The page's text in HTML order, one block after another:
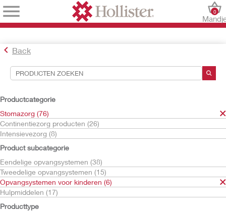
0
Back
Productcategorie
Stomazorg (76)
Continentiezorg producten (26)
Intensievezorg (8)
Product subcategorie
Eendelige opvangsystemen (38)
Tweedelige opvangsystemen (15)
Opvangsystemen voor kinderen (6)
Hulpmiddelen (17)
Producttype
Hulpmiddelen voor zoekopdrachten
Uw selecties:
Stomazorg
Opvangsystemen voor kinderen
Eendelige opvangzakjes
Kind
Uw selectie komt overeen met
Sorteren op: